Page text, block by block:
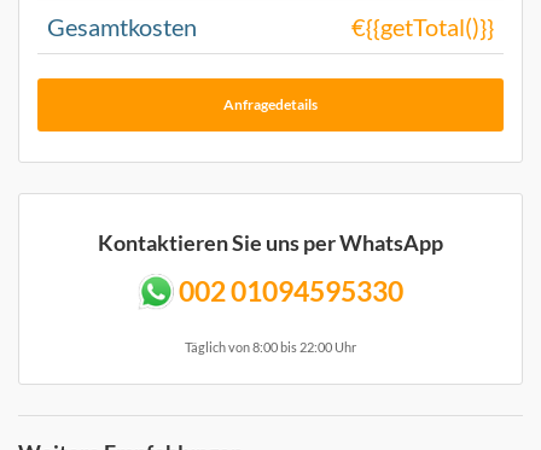
Gesamtkosten €{{getTotal()}}
Anfragedetails
Kontaktieren Sie uns per WhatsApp
002 01094595330
Täglich von 8:00 bis 22:00 Uhr